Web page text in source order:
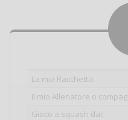
La mia Racchetta:
Il mio Allenatore o
Gioco a squash dal: